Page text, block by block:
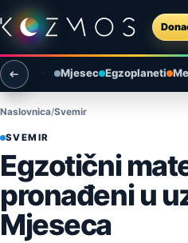
Preskoči na sadržaj
Otvori izbornik
Otvori pretragu
Mjesec Egzoplaneti
Naslovnica Svemir
SVEMIR
Egzotični
pronađeni u
Mjeseca